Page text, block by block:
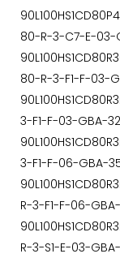
80-R-3-C7-E-
80-R-3-F1-F-03-
3-F1-F-03-GBA-
3-F1-F-06-GBA-
R-3-F1-F-06-
R-3-S1-E-03-